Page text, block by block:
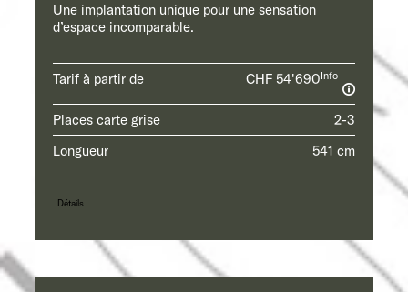
Une implantation unique pour une sensation
d’espace incomparable.
Tarif à partir de CHF 54'690Info
Places carte grise
2-3
Longueur
541 cm
Détails